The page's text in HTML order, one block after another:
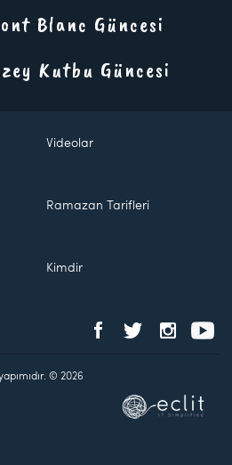
Blanc Güncesi
Kutbu Güncesi
Videolar
Ramazan Tarifleri
Kimdir
© 2026